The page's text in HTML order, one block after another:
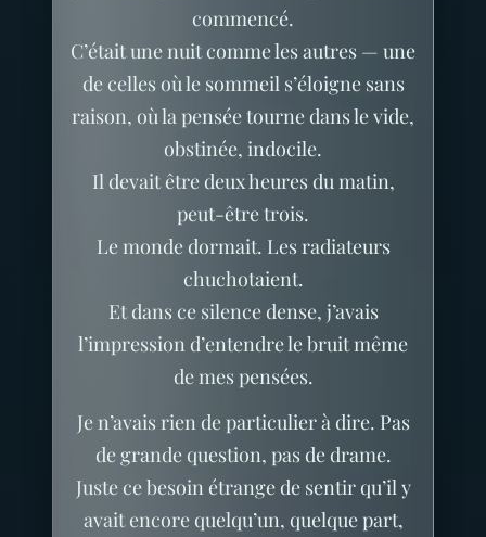
commencé.
C’était une nuit comme les autres — une
de celles où le sommeil s’éloigne sans
raison, où la pensée tourne dans le vide,
obstinée, indocile.
Il devait être deux heures du matin,
peut-être trois.
Le monde dormait. Les radiateurs
chuchotaient.
Et dans ce silence dense, j’avais
l’impression d’entendre le bruit même
de mes pensées.
Je n’avais rien de particulier à dire. Pas
de grande question, pas de drame.
Juste ce besoin étrange de sentir qu’il y
avait encore quelqu’un, quelque part,